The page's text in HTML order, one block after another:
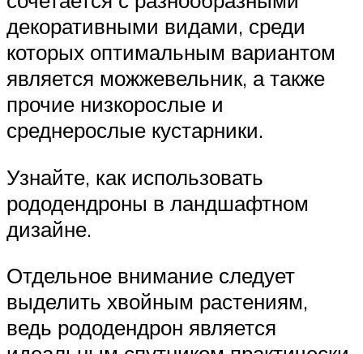
декоративными видами, среди
которых оптимальным вариантом
является можжевельник, а также
прочие низкорослые и
среднерослые кустарники.
Узнайте, как использовать
рододендроны в ландшафтном
дизайне.
Отдельное внимание следует
выделить хвойным растениям,
ведь рододендрон является